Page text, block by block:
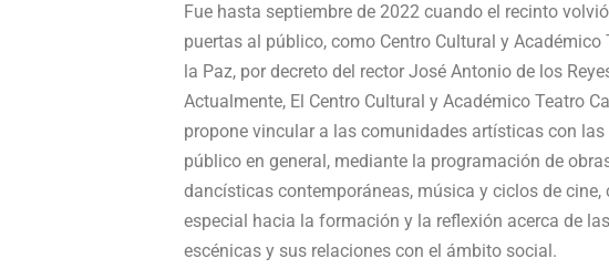
Fue hasta septiembre de 2022 cuando el recinto
puertas al público, como Centro Cultural y Académico
la Paz, por decreto del rector José Antonio de los
Actualmente, El Centro Cultural y Académico Teatro
propone vincular a las comunidades artísticas con
público en general, mediante la programación de
dancísticas contemporáneas, música y ciclos de cine,
especial hacia la formación y la reflexión acerca de
escénicas y sus relaciones con el ámbito social.